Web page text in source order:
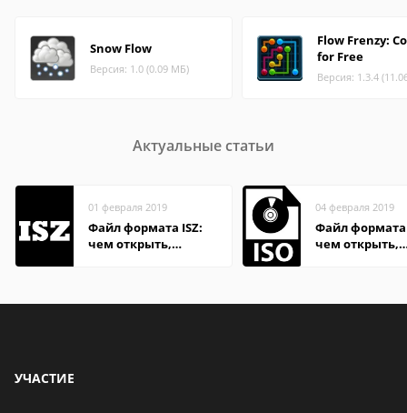
Snow Flow
Версия: 1.0 (0.09 МБ)
Flow Frenzy:
for Free
Версия: 1.3.4
Актуальные статьи
01 февраля 2019
Файл формата ISZ:
чем открыть,
04 февраля 2019
Файл формата
чем открыть,
УЧАСТИЕ